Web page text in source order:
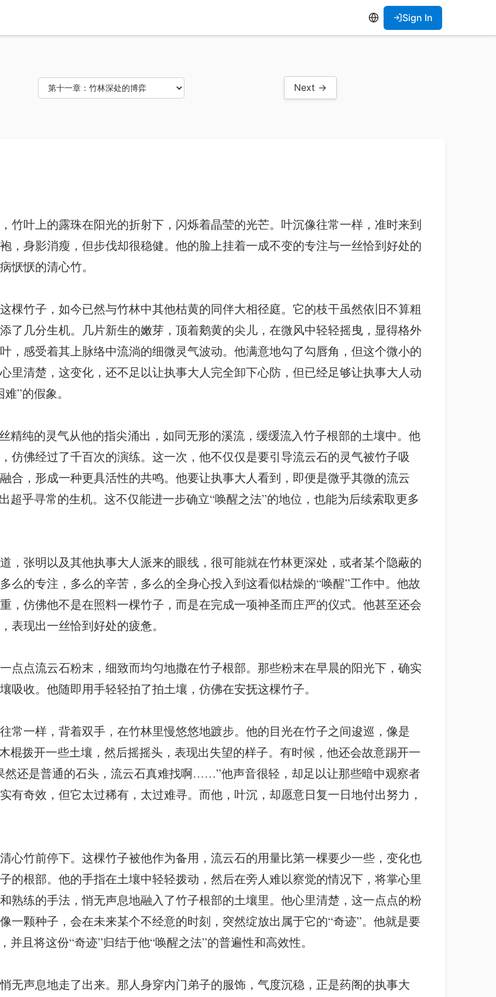
Sign In
Next →
竹叶上的露珠在阳光的折射下，闪烁着晶莹的光芒。叶沉像往常一样，准时来到
，身影消瘦，但步伐却很稳健。他的脸上挂着一成不变的专注与一丝恰到好处的
恹恹的清心竹。
棵竹子，如今已然与竹林中其他枯黄的同伴大相径庭。它的枝干虽然依旧不算粗
了几分生机。几片新生的嫩芽，顶着鹅黄的尖儿，在微风中轻轻摇曳，显得格外
，感受着其上脉络中流淌的细微灵气波动。他满意地勾了勾唇角，但这个微小的
里清楚，这变化，还不足以让执事大人完全卸下心防，但已经足够让执事大人动
”的假象。
精纯的灵气从他的指尖涌出，如同无形的溪流，缓缓流入竹子根部的土壤中。他
仿佛经过了千百次的演练。这一次，他不仅仅是要引导流云石的灵气被竹子吸
合，形成一种更具活性的共鸣。他要让执事大人看到，即便是微乎其微的流云
超乎寻常的生机。这不仅能进一步确立“唤醒之法”的地位，也能为后续索取更多
，张明以及其他执事大人派来的眼线，很可能就在竹林更深处，或者某个隐蔽的
么的专注，多么的辛苦，多么的全身心投入到这看似枯燥的“唤醒”工作中。他故
，仿佛他不是在照料一棵竹子，而是在完成一项神圣而庄严的仪式。他甚至还会
表现出一丝恰到好处的疲惫。
点点流云石粉末，细致而均匀地撒在竹子根部。那些粉末在早晨的阳光下，确实
吸收。他随即用手轻轻拍了拍土壤，仿佛在安抚这棵竹子。
常一样，背着双手，在竹林里慢悠悠地踱步。他的目光在竹子之间逡巡，像是
棍拨开一些土壤，然后摇摇头，表现出失望的样子。有时候，他还会故意踢开一
然还是普通的石头，流云石真难找啊……”他声音很轻，却足以让那些暗中观察者
有奇效，但它太过稀有，太过难寻。而他，叶沉，却愿意日复一日地付出努力，
心竹前停下。这棵竹子被他作为备用，流云石的用量比第一棵要少一些，变化也
的根部。他的手指在土壤中轻轻拨动，然后在旁人难以察觉的情况下，将掌心里
熟练的手法，悄无声息地融入了竹子根部的土壤里。他心里清楚，这一点点的粉
一颗种子，会在未来某个不经意的时刻，突然绽放出属于它的“奇迹”。他就是要
且将这份“奇迹”归结于他“唤醒之法”的普遍性和高效性。
无声息地走了出来。那人身穿内门弟子的服饰，气度沉稳，正是药阁的执事大